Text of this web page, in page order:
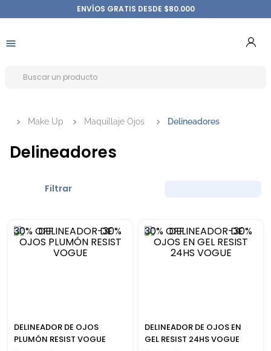
ENVÍOS GRATIS DESDE $80.000
Make Up Maquillaje Ojos Delineadores
Delineadores
Filtrar
-30%
30%OFF
DELINEADOR DE OJOS
PLUMÓN RESIST VOGUE
-30%
30%OFF
DELINEADOR DE OJOS EN
GEL RESIST 24HS VOGUE